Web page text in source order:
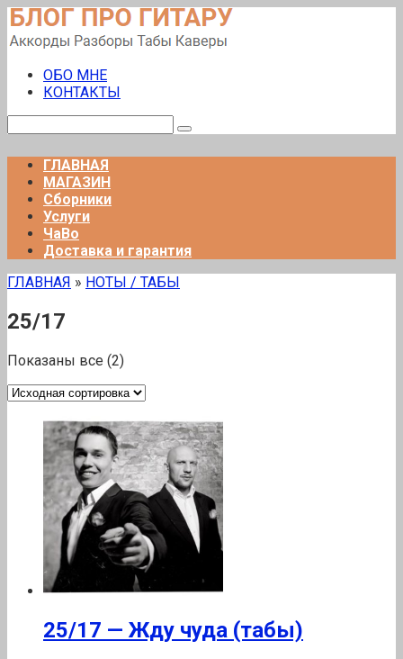
Перейти
к
контенту
ОБО МНЕ
КОНТАКТЫ
ГЛАВНАЯ
МАГАЗИН
Сборники
Услуги
ЧаВо
Доставка и гарантия
ГЛАВНАЯ » НОТЫ / ТАБЫ
25/17
Показаны все (2)
25/17 — Жду чуда (табы)